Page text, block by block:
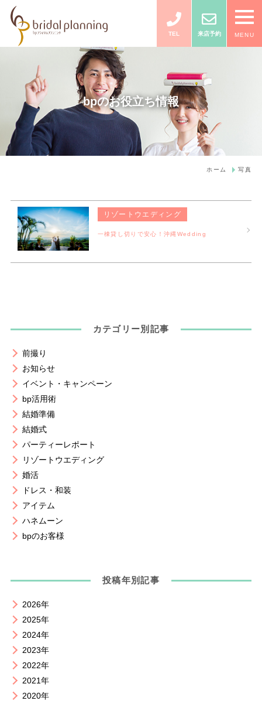
TEL 来店予約 MENU
bpのお役立ち情報
ホーム 写真
リゾートウエディング
一棟貸し切りで安心！沖縄Wedding
カテゴリー別記事
前撮り
お知らせ
イベント・キャンペーン
bp活用術
結婚準備
結婚式
パーティーレポート
リゾートウエディング
婚活
ドレス・和装
アイテム
ハネムーン
bpのお客様
投稿年別記事
2026年
2025年
2024年
2023年
2022年
2021年
2020年